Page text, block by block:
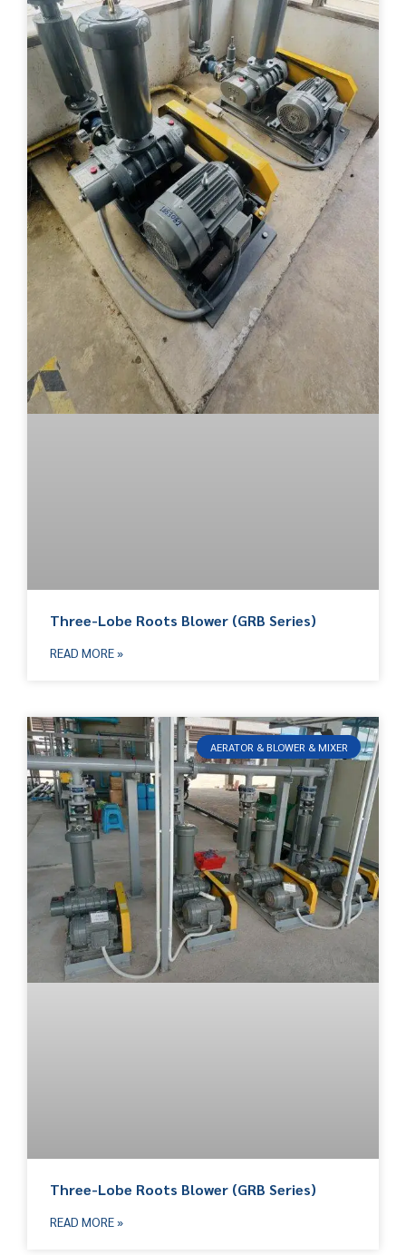
Three-Lobe Roots Blower (GRB Series)
READ MORE »
AERATOR & BLOWER & MIXER
Three-Lobe Roots Blower (GRB Series)
READ MORE »